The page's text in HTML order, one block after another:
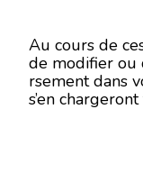
Au cours de
de modifier ou
rsement dans
s’en